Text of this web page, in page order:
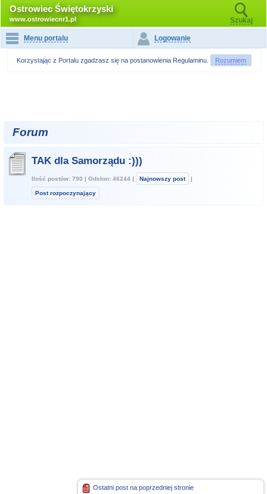
Ostrowiec Świętokrzyski
www.ostrowiecnr1.pl Szukaj
Menu portalu Logowanie
Korzystając z Portalu zgadzasz się na postanowienia Regulaminu Rozumiem
Forum
TAK dla Samorządu :)))
Ilość postów: 790 | Odsłon: 46244 | Najnowszy post |
Post rozpoczynający
Ostatni post na poprzedniej stronie